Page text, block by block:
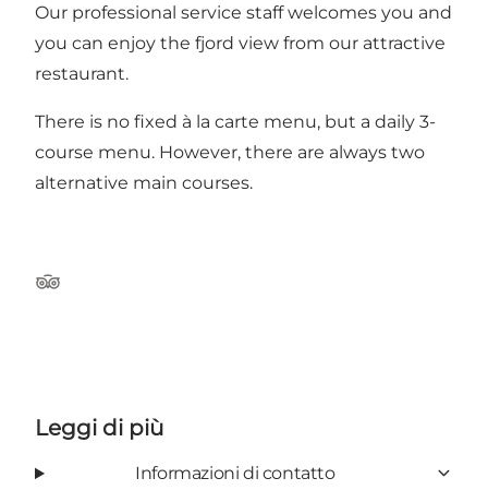
Our professional service staff welcomes you and
you can enjoy the fjord view from our attractive
restaurant.
There is no fixed à la carte menu, but a daily 3-
course menu. However, there are always two
alternative main courses.
Tripadvisor
Leggi di più
Informazioni di contatto